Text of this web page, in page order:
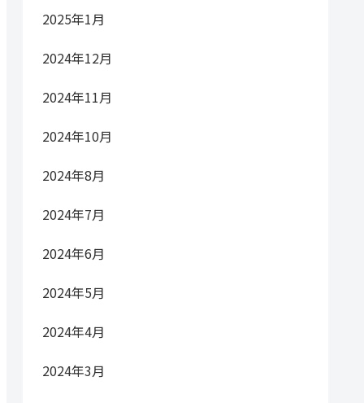
2025年1月
2024年12月
2024年11月
2024年10月
2024年8月
2024年7月
2024年6月
2024年5月
2024年4月
2024年3月